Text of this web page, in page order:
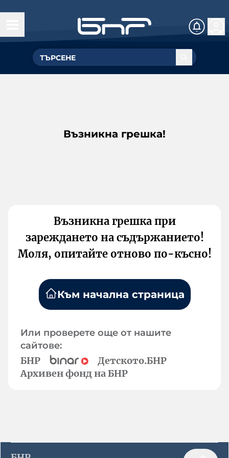
Възникна грешка!
Възникна грешка при
зареждането на съдържанието!
Моля, опитайте отново по-късно!
Към начална страница
Или проверете още от нашите
сайтове:
БНР
Детското.БНР
Архивен фонд на БНР